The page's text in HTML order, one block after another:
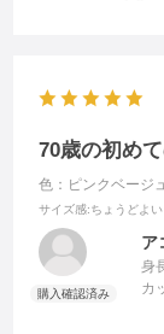
70歳の初め
色：ピンクベージ
サイズ感:ちょうどよい
ア
身
カ